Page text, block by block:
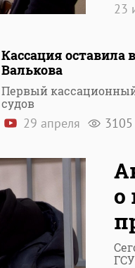
23
Кассация оставила
Валькова
Первый
судов
29 апреля 3105
о